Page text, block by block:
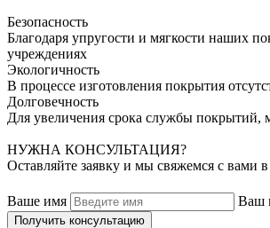
Безопасность
Благодаря упругости и мягкости наших
учреждениях
Экологичность
В процессе изготовления покрытия
Долговечность
Для увеличения срока службы покрытий,
НУЖНА КОНСУЛЬТАЦИЯ?
Оставляйте заявку и мы свяжемся с вами
Ваше имя Ваш
Получить консультацию